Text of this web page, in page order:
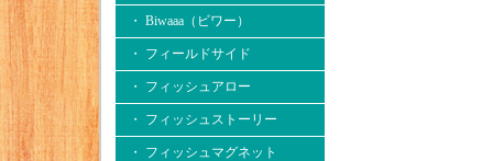
・ Biwaaa（ビワー）
・ フィールドサイド
・ フィッシュアロー
・ フィッシュストーリー
・ フィッシュマグネット